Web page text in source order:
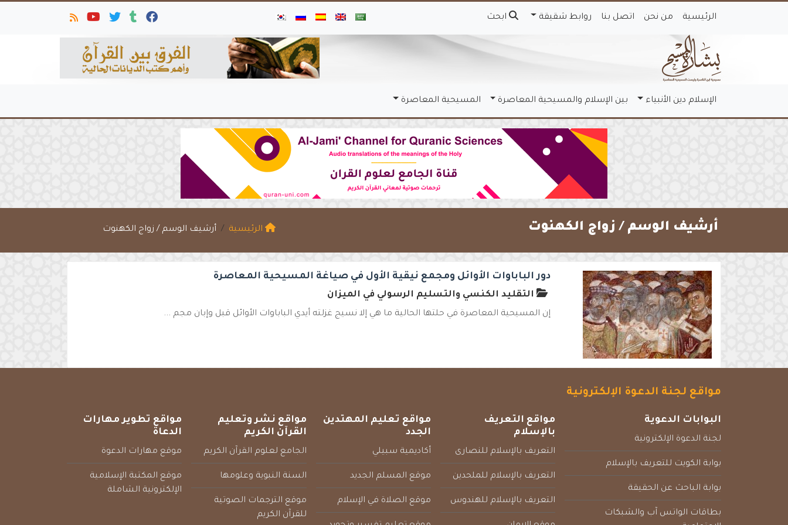
الرئيسية من نحن اتصل بنا روابط شقيقة ابحث
الإسلام دين الأنبياء بين الإسلام والمسيحية المعاصرة المسيحية المعاصرة
أرشيف الوسم / زواج الكهنوت الرئيسية أرشيف الوسم / زواج الكهنوت
دور الباباوات الأوائل ومجمع نيقية الأول في صياغة المسيحية المعاصرة
التقليد الكنسي والتسليم الرسولي في الميزان
إن المسيحية المعاصرة في حلتها الحالية ما هي إلا نسيج غزلته أيدي الباباوات الأوائل قبل وإبان مجم ...
مواقع لجنة الدعوة الإلكترونية
البوابات الدعوية
لجنة الدعوة الإلكترونية
بوابة الكويت للتعريف بالإسلام
بوابة الباحث عن الحقيقة
بطاقات الواتس آب والشبكات
مواقع التعريف
بالإسلام
التعريف بالإسلام للنصارى
التعريف بالإسلام للملحدين
التعريف بالإسلام للهندوس
مواقع تعليم المهتدين
الجدد
أكاديمية سبيلي
موقع المسلم الجديد
موقع الصلاة في الإسلام
مواقع نشر وتعليم
القرآن الكريم
الجامع لعلوم القرآن الكريم
السنة النبوية وعلومها
موقع الترجمات الصوتية
للقرآن الكريم
مواقع تطوير مهارات
الدعاة
موقع مهارات الدعوة
موقع المكتبة الإسلامية
الإلكترونية الشاملة